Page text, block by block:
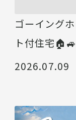
ゴーイング
ト付住宅🏠🚙
2026.07.09